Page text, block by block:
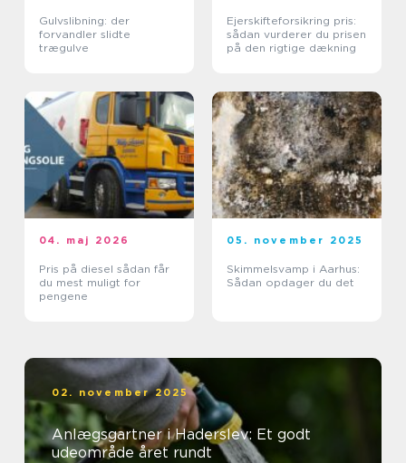
Gulvslibning: der
forvandler slidte
trægulve
Ejerskifteforsikring pris:
sådan vurderer du prisen
på den rigtige dækning
04. maj 2026
Pris på diesel sådan får
du mest muligt for
pengene
05. november 2025
Skimmelsvamp i Aarhus:
Sådan opdager du det
02. november 2025
Anlægsgartner i Haderslev: Et godt
udeområde året rundt